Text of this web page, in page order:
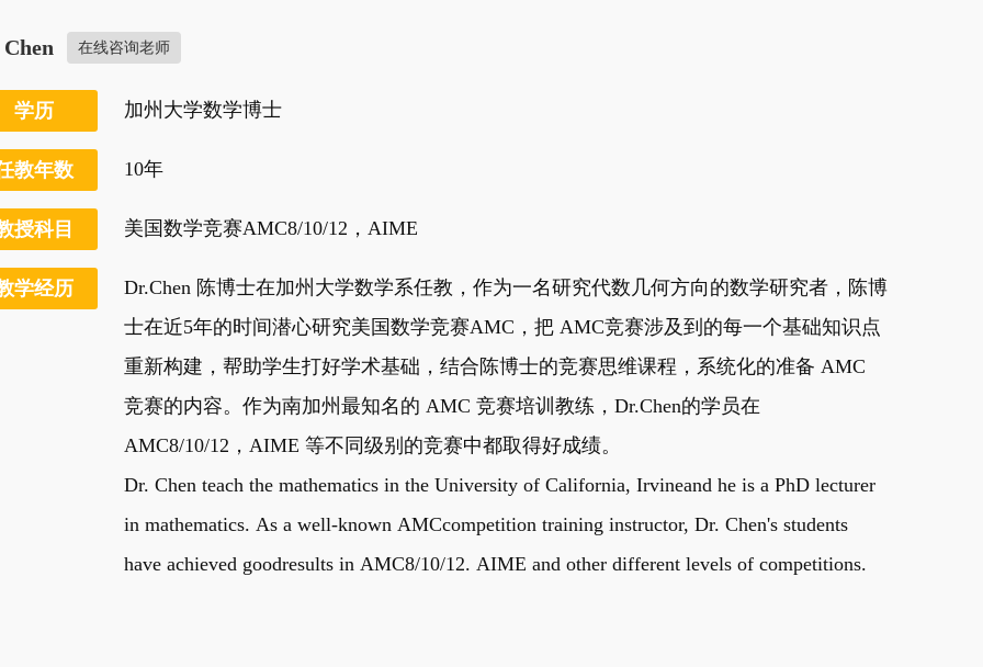
在线咨询老师
学历 加州大学数学博士
教年数 10年
授科目 美国数学竞赛AMC8/10/12，AIME
学经历
Dr.Chen 陈博士在加州大学数学系任教，作为一名研究代数几何方向的数学研究者，陈博
士在近5年的时间潜心研究美国数学竞赛AMC，把 AMC竞赛涉及到的每一个基础知识点
重新构建，帮助学生打好学术基础，结合陈博士的竞赛思维课程，系统化的准备 AMC
竞赛的内容。作为南加州最知名的 AMC 竞赛培训教练，Dr.Chen的学员在
AMC8/10/12，AIME 等不同级别的竞赛中都取得好成绩。
Dr. Chen teach the mathematics in the University of California, Irvineand he is a PhD lecturer
in mathematics. As a well-known AMCcompetition training instructor, Dr. Chen's students
have achieved goodresults in AMC8/10/12. AIME and other different levels of competitions.